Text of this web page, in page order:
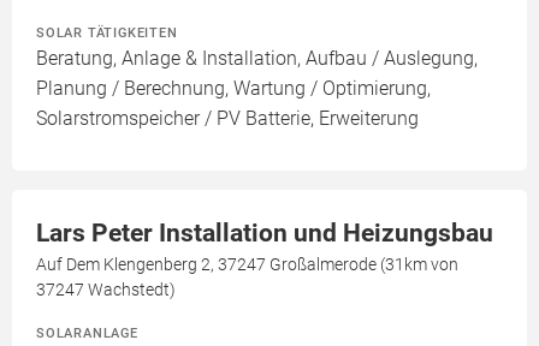
SOLAR TÄTIGKEITEN
Beratung, Anlage & Installation, Aufbau / Auslegung,
Planung / Berechnung, Wartung / Optimierung,
Solarstromspeicher / PV Batterie, Erweiterung
Lars Peter Installation und Heizungsbau
Auf Dem Klengenberg 2, 37247 Großalmerode (31km von
37247 Wachstedt)
SOLARANLAGE